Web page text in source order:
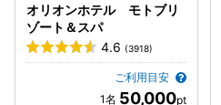
オリオンホテル モトブリ
ゾート＆スパ
4.6 (3918)
ご利用目安
50,000